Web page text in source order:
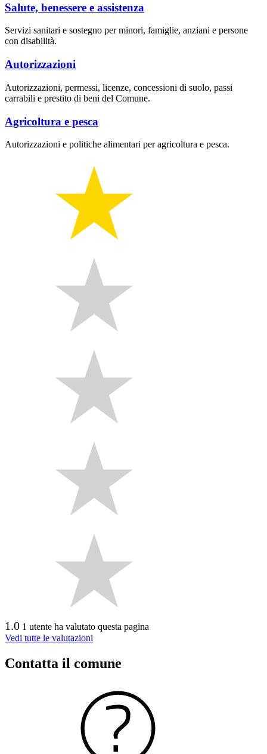
Salute, benessere e assistenza
Servizi sanitari e sostegno per minori, famiglie, anziani e persone
con disabilità.
Autorizzazioni
Autorizzazioni, permessi, licenze, concessioni di suolo, passi
carrabili e prestito di beni del Comune.
Agricoltura e pesca
Autorizzazioni e politiche alimentari per agricoltura e pesca.
1.0 1 utente ha valutato questa pagina
Vedi tutte le valutazioni
Contatta il comune